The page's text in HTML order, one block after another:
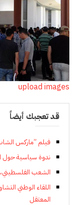
upload images
قد تعجبك أيضاً
فيلم ”ماركس
ندوة سياسية حول
الشعب الفلسطيني، 190 سنة من النضال من اجل التحرر الوطني
اللقاء الوطني
المعتقل